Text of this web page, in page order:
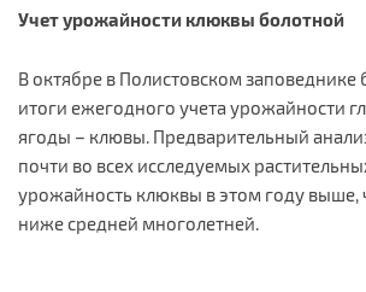
Учет урожайности клюквы болотной
В октябре в Полистовском
итоги ежегодного учета урожайности
ягоды – клювы. Предварительный
почти во всех исследуемых
урожайность клюквы в этом году
ниже средней многолетней.